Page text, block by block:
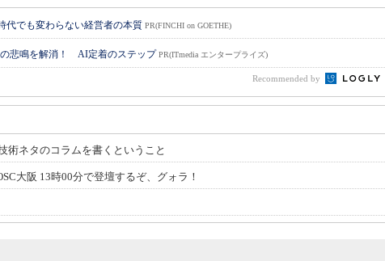
代でも変わらない経営者の本質 PR(FINCHI on GOETHE)
の悲鳴を解消！ AI定着のステップPR(ITmedia エンタープライズ)
Recommended by
術ネタのコラムを書くということ
大阪 13時00分で登壇するぞ、グォラ！